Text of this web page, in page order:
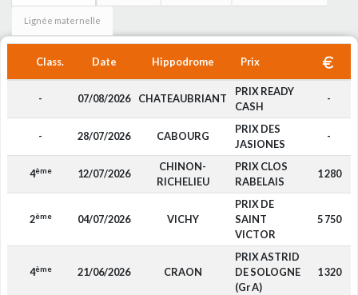
Lignée maternelle
Class. Date Hippodrome Prix
- 07/08/2026 CHATEAUBRIANT
PRIX READY
CASH
-
- 28/07/2026 CABOURG
PRIX DES
JASIONES
-
4ème 12/07/2026
CHINON-
RICHELIEU
PRIX CLOS
RABELAIS
1 280
2ème 04/07/2026 VICHY
PRIX DE
SAINT
VICTOR
5 750
4ème 21/06/2026 CRAON
PRIX ASTRID
DE SOLOGNE
(Gr A)
1 320